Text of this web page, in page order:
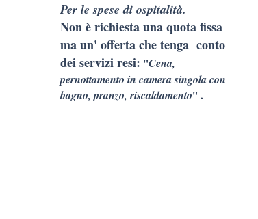
Per le spese di ospitalità.
Non è richiesta una quota fissa
ma un' offerta che tenga conto
dei servizi resi: "Cena,
pernottamento in camera singola con
bagno, pranzo, riscaldamento" .